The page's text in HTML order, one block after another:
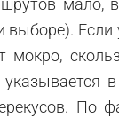
мало,
Если
мокро,
По